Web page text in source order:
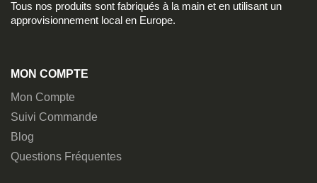
Tous nos produits sont fabriqués à la main et en utilisant un
approvisionnement local en Europe.
MON COMPTE
Mon Compte
Suivi Commande
Blog
Questions Fréquentes